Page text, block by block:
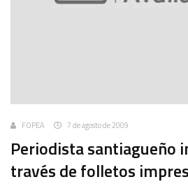
FOPEA 7 de agosto de 2009
Periodista santiagueño
través de folletos